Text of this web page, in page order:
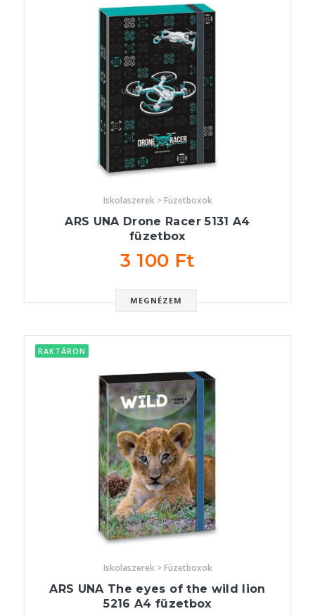
Iskolaszerek > Füzetboxok
ARS UNA Drone Racer 5131 A4
füzetbox
3 100 Ft
MEGNÉZEM
RAKTÁRON
Iskolaszerek > Füzetboxok
ARS UNA The eyes of the wild lion
5216 A4 füzetbox